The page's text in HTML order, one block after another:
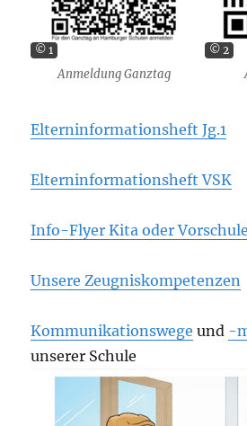
© 1
Anmeldung Ganztag
© 2
Elterninformationsheft Jg.1
Elterninformationsheft VSK
Info-Flyer Kita oder
Unsere Zeugniskompetenzen
Kommunikationswege und -
unserer Schule